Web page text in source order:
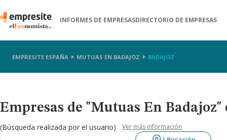
INFORMES DE EMPRESASDIRECTORIO DE EMPRESAS
EMPRESITE ESPAÑA MUTUAS EN BADAJOZ BADAJOZ
Empresas de "Mutuas En Badajoz"
(Búsqueda realizada por el usuario) Ver más información